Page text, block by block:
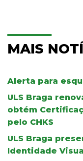
MAIS
Alerta para
ULS Braga
obtém
pelo CHKS
ULS Braga
Identidade